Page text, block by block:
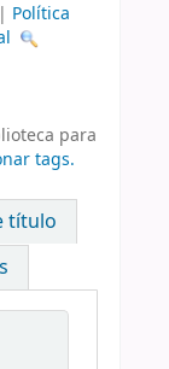
| Política
para
tags.
título